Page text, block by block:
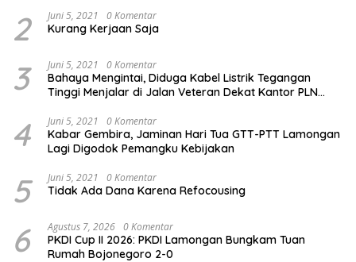
2 Juni 5, 2021 0 Komentar
Kurang Kerjaan Saja
3 Juni 5, 2021 0 Komentar
Bahaya Mengintai, Diduga Kabel Listrik Tegangan
Tinggi Menjalar di Jalan Veteran Dekat Kantor PLN
4 Juni 5, 2021 0 Komentar
Kabar Gembira, Jaminan Hari Tua GTT-PTT Lamongan
Lagi Digodok Pemangku Kebijakan
5 Juni 5, 2021 0 Komentar
Tidak Ada Dana Karena Refocousing
6 Agustus 7, 2026 0 Komentar
PKDI Cup II 2026: PKDI Lamongan Bungkam Tuan
Rumah Bojonegoro 2-0